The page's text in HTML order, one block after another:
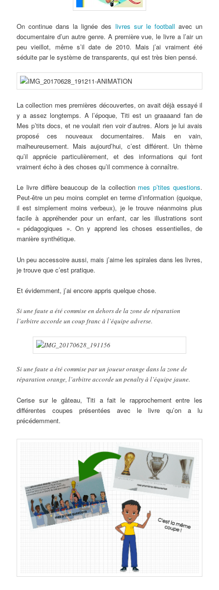
On continue dans la lignée des livres sur le football avec un
documentaire d’un autre genre. A première vue, le livre a l’air un
peu vieillot, même s’il date de 2010. Mais j’ai vraiment été
séduite par le système de transparents, qui est très bien pensé.
La collection mes premières découvertes, on avait déjà essayé il
y a assez longtemps. A l’époque, Titi est un graaaand fan de
Mes p’tits docs, et ne voulait rien voir d’autres. Alors je lui avais
proposé ces nouveaux documentaires. Mais en vain,
malheureusement. Mais aujourd’hui, c’est différent. Un thème
qu’il apprécie particulièrement, et des informations qui font
vraiment écho à des choses qu’il commence à connaître.
Le livre diffère beaucoup de la collection mes p’tites questions.
Peut-être un peu moins complet en terme d’information (quoique,
il est simplement moins verbeux), je le trouve néanmoins plus
facile à appréhender pour un enfant, car les illustrations sont
« pédagogiques ». On y apprend les choses essentielles, de
manière synthétique.
Un peu accessoire aussi, mais j’aime les spirales dans les livres,
je trouve que c’est pratique.
Et évidemment, j’ai encore appris quelque chose.
Si une faute a été commise en dehors de la zone de réparation
l’arbitre accorde un coup franc à l’équipe adverse.
Si une faute a été commise par un joueur orange dans la zone de
réparation orange, l’arbitre accorde un penalty à l’équipe jaune.
Cerise sur le gâteau, Titi a fait le rapprochement entre les
différentes coupes présentées avec le livre qu’on a lu
précédemment.